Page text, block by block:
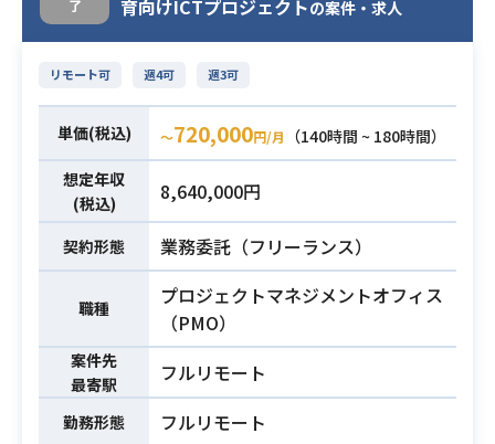
務経験2年以上
・要件定義〜詳細設計のフェーズか
らローンチに至るまでの全工程を担
チームを組み、プロジェクトを推進
・管理画面やtoBSaaSプロダクトの
ご経験
・生成AIの活用に明るい方
す。
具体的な業務としては以下となりま
す。
【内容】
1. UI/UX設計・体験デザイン
• AI協働型フローの構築： AIが監査作
業を主導し、人間が最終承認を行う
Iパターン定義
• エンドツーエンドの画面設計： ISM
S・Pマーク内部監査における「監査
計画 〜 証跡収集 〜 是正 〜 承認」ま
での一連のユーザー体験設計
• 複雑なデータの可視化： 監査状況
や証跡のステータスを管理しやすく
するためのダッシュボードおよび管
了
育向けICTプロジェクトの案件・求人
リモート可 週4可 週3可
単価(税込) 〜720,000円/月
（140時間 ~ 180時間）
想定年収
(税込)
8,640,000円
契約形態 業務委託（フリーランス）
職種
プロジェクトマネジメントオフィス
（PMO）
案件先
最寄駅
フルリモート
勤務形態 フルリモート